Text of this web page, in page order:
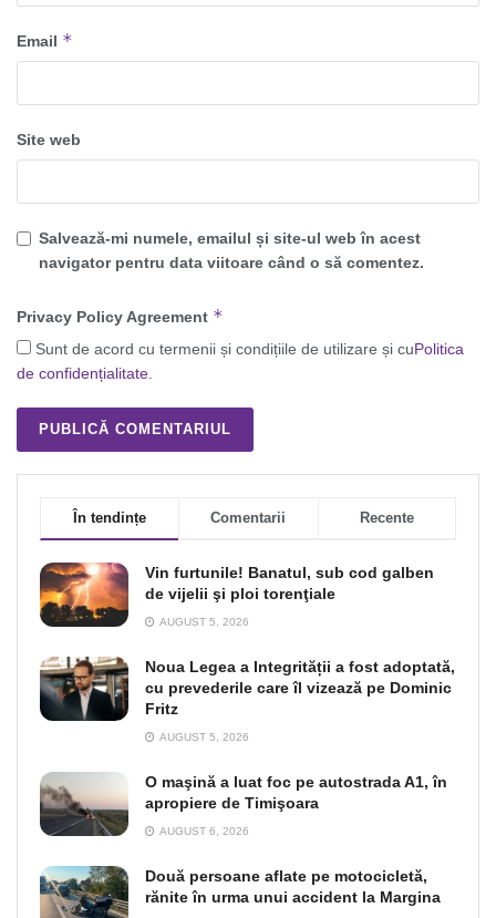
Email *
Site web
Salvează-mi numele, emailul și site-ul web în acest
navigator pentru data viitoare când o să comentez.
Privacy Policy Agreement *
Sunt de acord cu termenii și condițiile de utilizare și cuPolitica
de confidențialitate.
În tendințe Comentarii Recente
Vin furtunile! Banatul, sub cod galben
de vijelii şi ploi torenţiale
AUGUST 5, 2026
Noua Legea a Integrității a fost adoptată,
cu prevederile care îl vizează pe Dominic
Fritz
AUGUST 5, 2026
O maşină a luat foc pe autostrada A1, în
apropiere de Timişoara
AUGUST 6, 2026
Două persoane aflate pe motocicletă,
rănite în urma unui accident la Margina